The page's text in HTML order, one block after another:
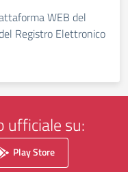
WEB del
Registro Elettronico
ufficiale su:
Play Store